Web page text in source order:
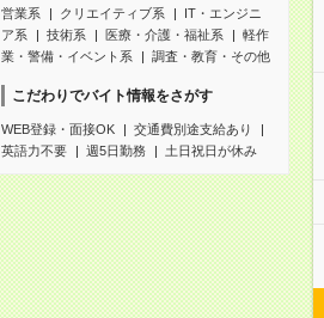
営業系
クリエイティブ系
IT・エンジニ
ア系
技術系 医療・介護・福祉系
軽作
業・警備・イベント系
調査・教育・その他
こだわりでバイト情報をさがす
WEB登録・面接OK
交通費別途支給あり
英語力不要
週5日勤務 土日祝日が休み